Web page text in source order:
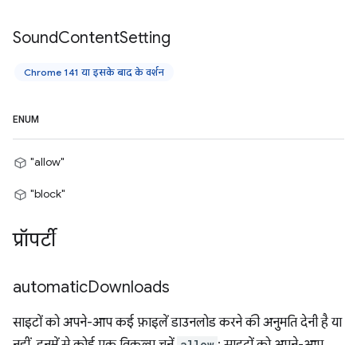
SoundContentSetting
Chrome 141 या इसके बाद के वर्शन
ENUM
"allow"
"block"
प्रॉपर्टी
automaticDownloads
साइटों को अपने-आप कई फ़ाइलें डाउनलोड करने की अनुमति देनी है या